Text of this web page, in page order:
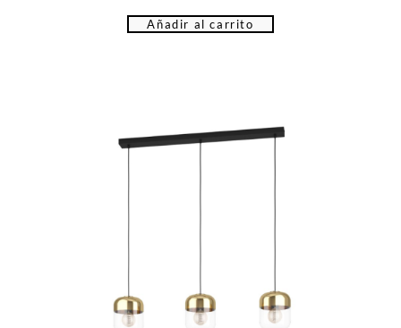
Añadir al carrito